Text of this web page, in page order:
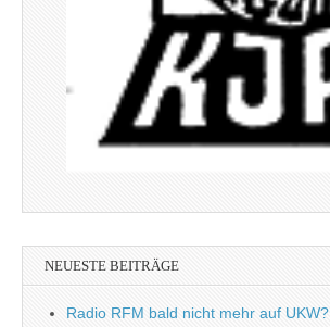
NEUESTE BEITRÄGE
Radio RFM bald nicht mehr auf UKW?